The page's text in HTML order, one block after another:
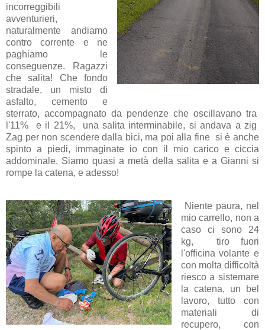
incorreggibili
avventurieri,
naturalmente andiamo
contro corrente e ne
paghiamo le
conseguenze. Ragazzi
che salita! Che fondo
stradale, un misto di
asfalto, cemento e
sterrato, accompagnato da pendenze che oscillavano tra
l'11% e il 21%, una salita interminabile, si andava a zig
Zag per non scendere dalla bici, ma poi alla fine si è anche
spinto a piedi, immaginate io con il mio carico e ciccia
addominale. Siamo quasi a metà della salita e a Gianni si
rompe la catena, e adesso!
Niente paura, nel
mio carrello, non a
caso ci sono 24
kg, tiro fuori
l'officina volante e
con molta difficoltà
riesco a sistemare
la catena, un bel
lavoro, tutto con
materiali di
recupero, con